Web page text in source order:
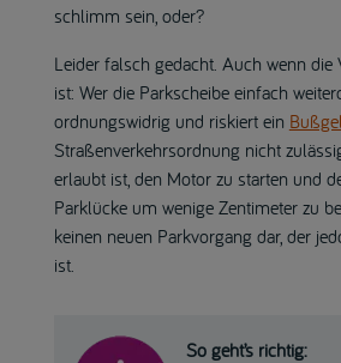
schlimm sein, oder?
Leider falsch gedacht. Auch wenn die
ist: Wer die Parkscheibe einfach
ordnungswidrig und riskiert ein
Straßenverkehrsordnung nicht
erlaubt ist, den Motor zu starten und
Parklücke um wenige Zentimeter zu
keinen neuen Parkvorgang dar, der
ist.
So geht’s richtig: